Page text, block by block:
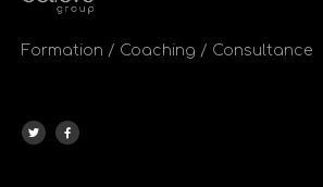
Formation / Coaching / Consultance